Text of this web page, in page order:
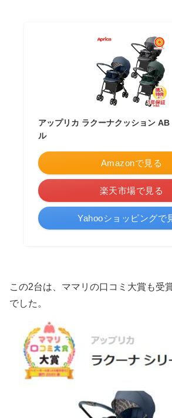
アップリカ ラクーナクッション
ル
Amazonで見る
楽天市場で見る
Yahooショッピングで
この2台は、ママリの口コミ大賞も受
でした。